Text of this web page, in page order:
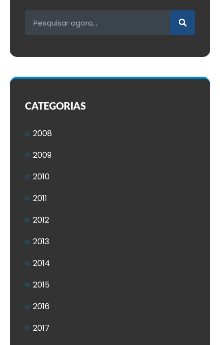
CATEGORIAS
2008
2009
2010
2011
2012
2013
2014
2015
2016
2017